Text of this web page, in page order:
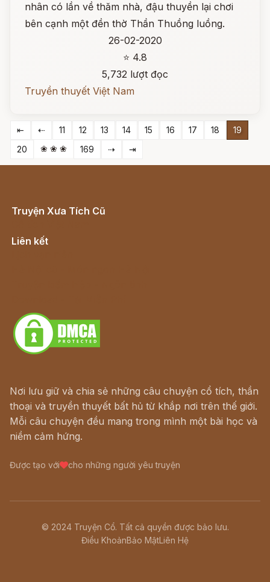
nhân có lần về thăm nhà, đậu thuyền lại chơi
bên cạnh một đền thờ Thần Thuồng luồng.
26-02-2020
⭐ 4.8
5,732 lượt đọc
Truyền thuyết Việt Nam
⇤ ⇠ 11 12 13 14 15 16 17 18
19
20
❀ ❀ ❀ 169 ⇢ ⇥
Truyện Xưa Tích Cũ
Liên kết
Nơi lưu giữ và chia sẻ những câu chuyện cổ tích, thần
thoại và truyền thuyết bất hủ từ khắp nơi trên thế giới.
Mỗi câu chuyện đều mang trong mình một bài học và
niềm cảm hứng.
Được tạo với cho những người yêu truyện
© 2024 Truyện Cổ. Tất cả quyền được bảo lưu.
Điều KhoảnBảo MậtLiên Hệ